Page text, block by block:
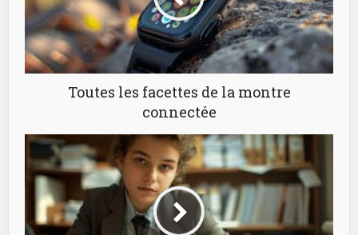
Toutes les facettes de la montre
connectée